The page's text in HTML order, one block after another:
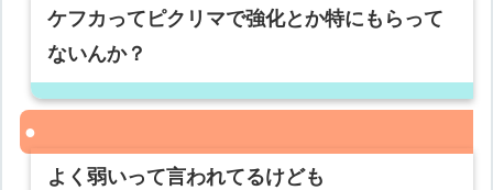
ケフカってピクリマで強化とか特にもらって
ないんか？
よく弱いって言われてるけども